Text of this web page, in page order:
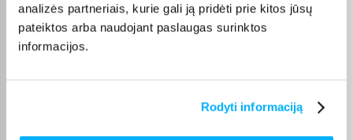
analizės partneriais, kurie gali ją pridėti prie kitos jūsų
pateiktos arba naudojant paslaugas surinktos
informacijos.
Rodyti informaciją
Tarvo T.
Gera kaina ir kokybiška paslauga